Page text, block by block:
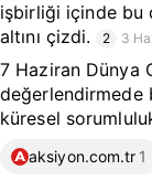
işbirliği içinde bu
altını çizdi.
2 3
7 Haziran Dünya
değerlendirmede
küresel
aksiyon.com.tr 1